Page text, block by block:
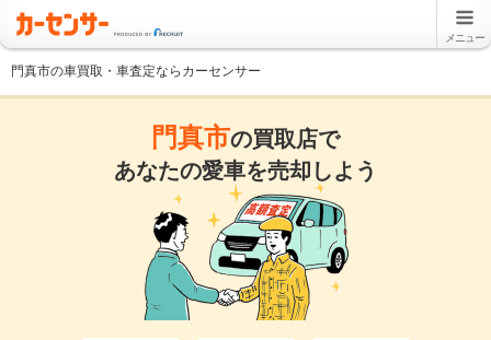
メニュー
門真市の車買取・車査定ならカーセンサー
門真市の買取店で
あなたの愛車を売却しよう